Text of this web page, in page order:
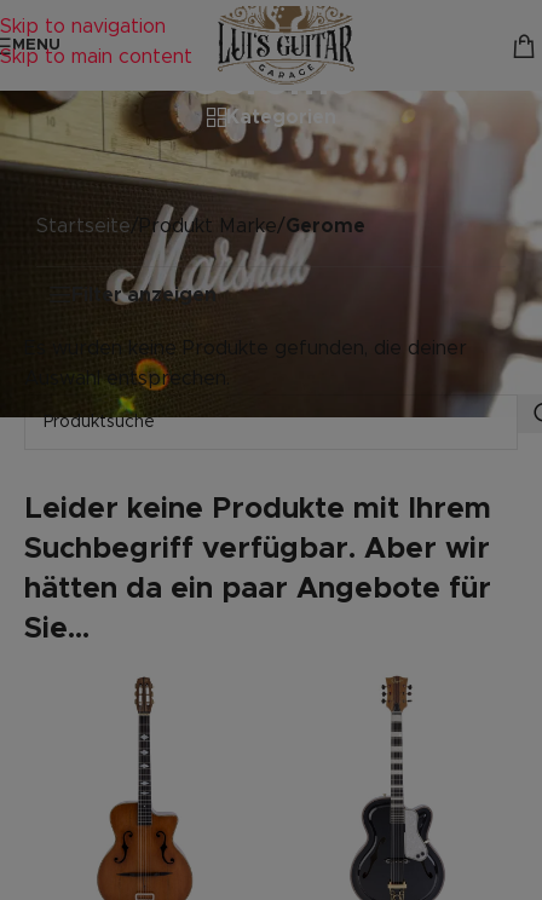
Skip to navigation
Skip to main content
MENU
Gerome
Kategorien
Startseite/ Produkt Marke/Gerome
Filter anzeigen
Es wurden keine Produkte gefunden, die deiner
Auswahl entsprechen.
Leider keine Produkte mit Ihrem
Suchbegriff verfügbar. Aber wir
hätten da ein paar Angebote für
Sie...